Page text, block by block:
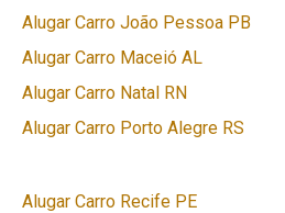
Alugar Carro João Pessoa PB
Alugar Carro Maceió AL
Alugar Carro Natal RN
Alugar Carro Porto Alegre RS
Alugar Carro Recife PE